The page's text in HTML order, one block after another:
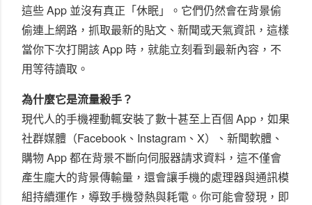
這些 App 並沒有真正「休眠」。它們仍然會在背景偷
偷連上網路，抓取最新的貼文、新聞或天氣資訊，這樣
當你下次打開該 App 時，就能立刻看到最新內容，不
用等待讀取。
為什麼它是流量殺手？
現代人的手機裡動輒安裝了數十甚至上百個 App，如果
社群媒體（Facebook、Instagram、X）、新聞軟體、
購物 App 都在背景不斷向伺服器請求資料，這不僅會
產生龐大的背景傳輸量，還會讓手機的處理器與通訊模
組持續運作，導致手機發熱與耗電。你可能會發現，即